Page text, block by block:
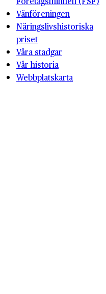
Vänföreningen
Näringslivshistoriska
priset
Våra stadgar
Vår historia
Webbplatskarta